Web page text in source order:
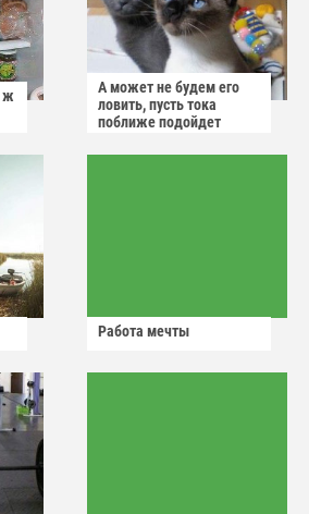
ж
А может не будем его
ловить, пусть тока
поближе подойдет
Работа мечты